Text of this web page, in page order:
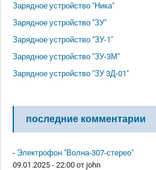
Зарядное устройство "Ника"
Зарядное устройство "ЗУ"
Зарядное устройство "ЗУ-1"
Зарядное устройство "ЗУ-3М"
Зарядное устройство "ЗУ 3Д-01"
последние комментарии
- Электрофон "Волна-307-стерео"
09.01.2025 - 22:00 от john